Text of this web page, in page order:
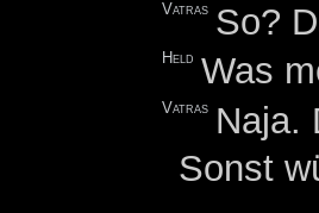
Vatras So?
Held Was
Vatras Naja.
Sonst